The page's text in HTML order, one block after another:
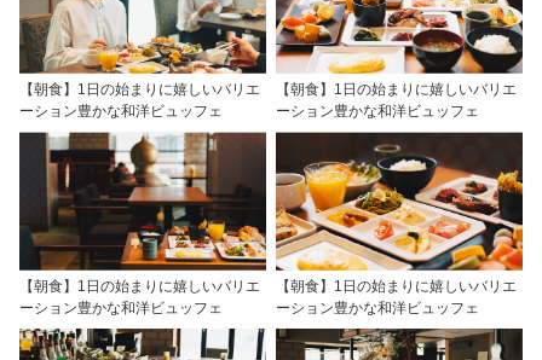
【朝食】1日の始まりに嬉しいバリエ
ーション豊かな和洋ビュッフェ
【朝食】1日の始まりに嬉しいバリエ
ーション豊かな和洋ビュッフェ
【朝食】1日の始まりに嬉しいバリエ
ーション豊かな和洋ビュッフェ
【朝食】1日の始まりに嬉しいバリエ
ーション豊かな和洋ビュッフェ